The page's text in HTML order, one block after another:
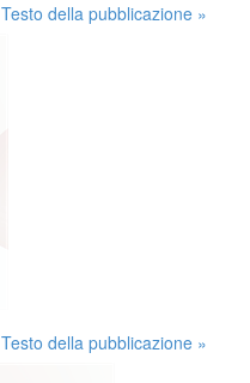
Testo della pubblicazione »
Testo della pubblicazione »